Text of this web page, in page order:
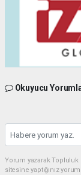
Okuyucu
Yorum yazarak Topluluk
sitesine yaptığınız